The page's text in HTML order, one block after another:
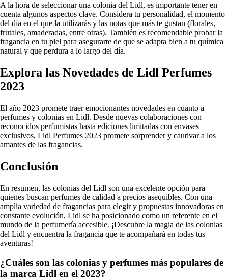
A la hora de seleccionar una colonia del Lidl, es importante tener en
cuenta algunos aspectos clave. Considera tu personalidad, el momento
del día en el que la utilizarás y las notas que más te gustan (florales,
frutales, amaderadas, entre otras). También es recomendable probar la
fragancia en tu piel para asegurarte de que se adapta bien a tu química
natural y que perdura a lo largo del día.
Explora las Novedades de Lidl Perfumes
2023
El año 2023 promete traer emocionantes novedades en cuanto a
perfumes y colonias en Lidl. Desde nuevas colaboraciones con
reconocidos perfumistas hasta ediciones limitadas con envases
exclusivos, Lidl Perfumes 2023 promete sorprender y cautivar a los
amantes de las fragancias.
Conclusión
En resumen, las colonias del Lidl son una excelente opción para
quienes buscan perfumes de calidad a precios asequibles. Con una
amplia variedad de fragancias para elegir y propuestas innovadoras en
constante evolución, Lidl se ha posicionado como un referente en el
mundo de la perfumería accesible. ¡Descubre la magia de las colonias
del Lidl y encuentra la fragancia que te acompañará en todas tus
aventuras!
¿Cuáles son las colonias y perfumes más populares de
la marca Lidl en el 2023?